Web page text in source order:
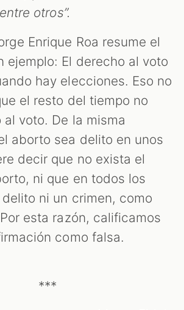
otros”.
Enrique Roa resume el
ejemplo: El derecho al voto
hay elecciones. Eso no
el resto del tiempo no
al voto. De la misma
aborto sea delito en unos
decir que no exista el
ni que en todos los
ni un crimen, como
esta razón, calificamos
como falsa.
***